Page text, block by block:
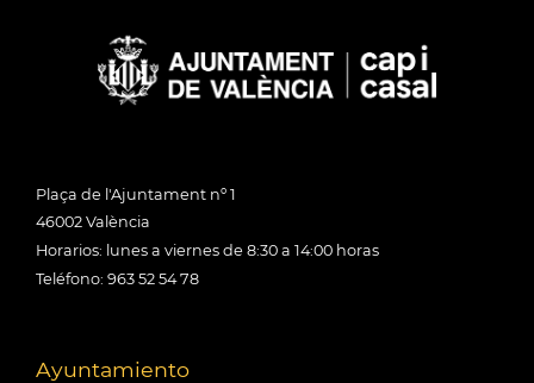
Plaça de l'Ajuntament nº 1
46002 València
Horarios: lunes a viernes de 8:30 a 14:00 horas
Teléfono: 963 52 54 78
Ayuntamiento